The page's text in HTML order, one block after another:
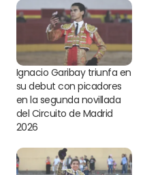
Ignacio Garibay triunfa en
su debut con picadores
en la segunda novillada
del Circuito de Madrid
2026